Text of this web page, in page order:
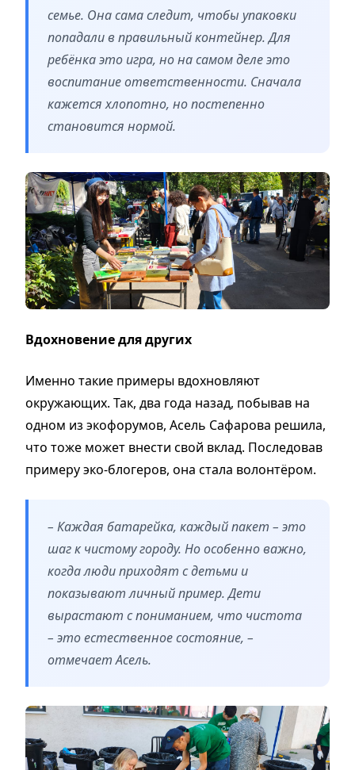
семье. Она сама следит, чтобы упаковки
попадали в правильный контейнер. Для
ребёнка это игра, но на самом деле это
воспитание ответственности. Сначала
кажется хлопотно, но постепенно
становится нормой.
Вдохновение для других
Именно такие примеры вдохновляют
окружающих. Так, два года назад, побывав на
одном из экофорумов, Асель Сафарова решила,
что тоже может внести свой вклад. Последовав
примеру эко-блогеров, она стала волонтёром.
– Каждая батарейка, каждый пакет – это
шаг к чистому городу. Но особенно важно,
когда люди приходят с детьми и
показывают личный пример. Дети
вырастают с пониманием, что чистота
– это естественное состояние, –
отмечает Асель.